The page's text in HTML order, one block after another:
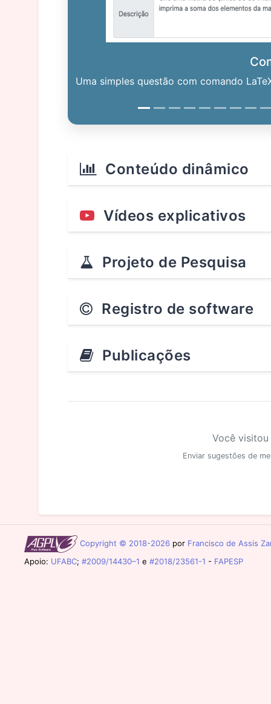
Uma simples questão com comando
Conteúdo dinâmico
Vídeos explicativos
Projeto de Pesquisa
Registro de software
Publicações
Você
Enviar sugestões de
Copyright © 2018-2026 por Francisco de Assis
Apoio: UFABC; #2009/14430–1 e #2018/23561-1 - FAPESP